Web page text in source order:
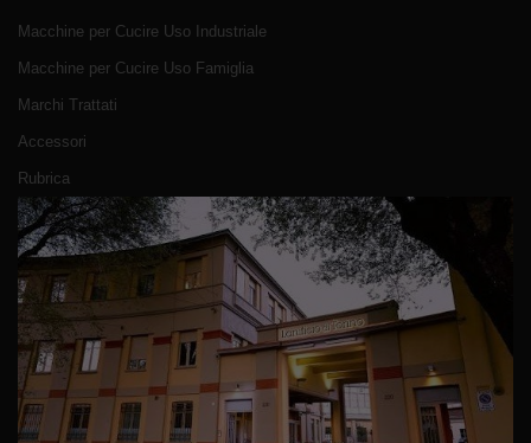
Macchine per Cucire Uso Industriale
Macchine per Cucire Uso Famiglia
Marchi Trattati
Accessori
Rubrica